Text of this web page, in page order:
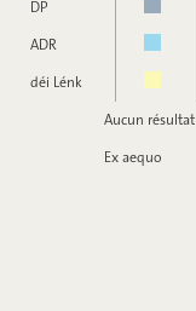
DP
ADR
déi Lénk
Aucun résultat
Ex aequo